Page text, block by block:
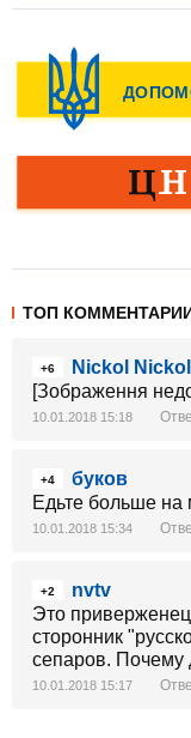
ТОП
+6
Nickol
[Зображення
10.01.2018 15:18
+4
буков
Едьте больше на
10.01.2018 15:34
+2
nvtv
Это
сторонник
сепаров. Почему
10.01.2018 15:17